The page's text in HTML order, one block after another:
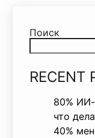
Поиск
RECENT
80%
что
40%